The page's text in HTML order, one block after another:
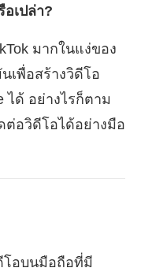
เปล่า?
มากในแง่ของ
เพื่อสร้างวิดีโอ
ได้ อย่างไรก็ตาม
อวิดีโอได้อย่างมือ
โอบนมือถือที่มี